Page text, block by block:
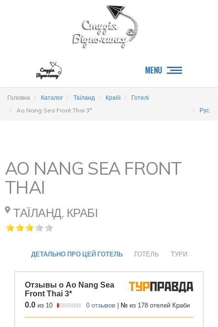
MENU
Головна Каталог Таїланд Крабі
Готелі
Ao Nang Sea Front Thai 3*
Рус.
AO NANG SEA FRONT
THAI
ТАЇЛАНД, КРАБІ
ДЕТАЛЬНО ПРО ЦЕЙ ГОТЕЛЬ ГОТЕЛЬ ТУРИ